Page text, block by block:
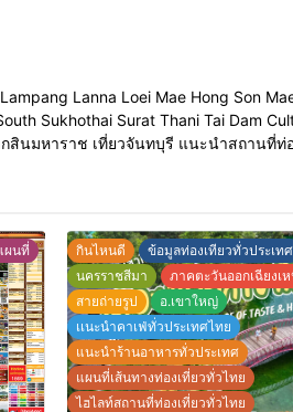
ค่ะ และที่สำคัญอย่าลืมเครื่องประดับเลสข้อ
มือหลวงพ่อรวยปลุกเสก โดยวัดท่า
แท้ของจ
Lanna Loei Mae Hong Son
Sukhothai Surat Thani Tai Dam
สินมหาราช เที่ยวจันทบุรี แนะนำสถานที่ท่
ผนที่ กินไหนดี
ข้อมูลท่องเทียวทั่วประเทศ
นครราชสีมา
ภาคตะวันออกเฉียงเ
สายถ่ายรูป
อ.เขาใหญ่
เเนะนำคาเฟ่ทั่วประเทศไทย
แนะนำร้านอาหารทั่วประเทศ
แผนที่เส้นทางท่องเที่ยวทั่วไทย
ไฮไลท์สถานที่ท่องเที่ยวทั่วไทย